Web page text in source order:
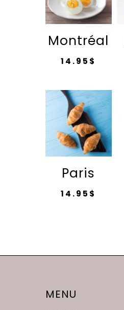
Montréal
14.95 $
Paris
14.95 $
MENU